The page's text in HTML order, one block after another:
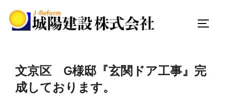
文京区 G様邸『玄関ドア工事』完
成しております。